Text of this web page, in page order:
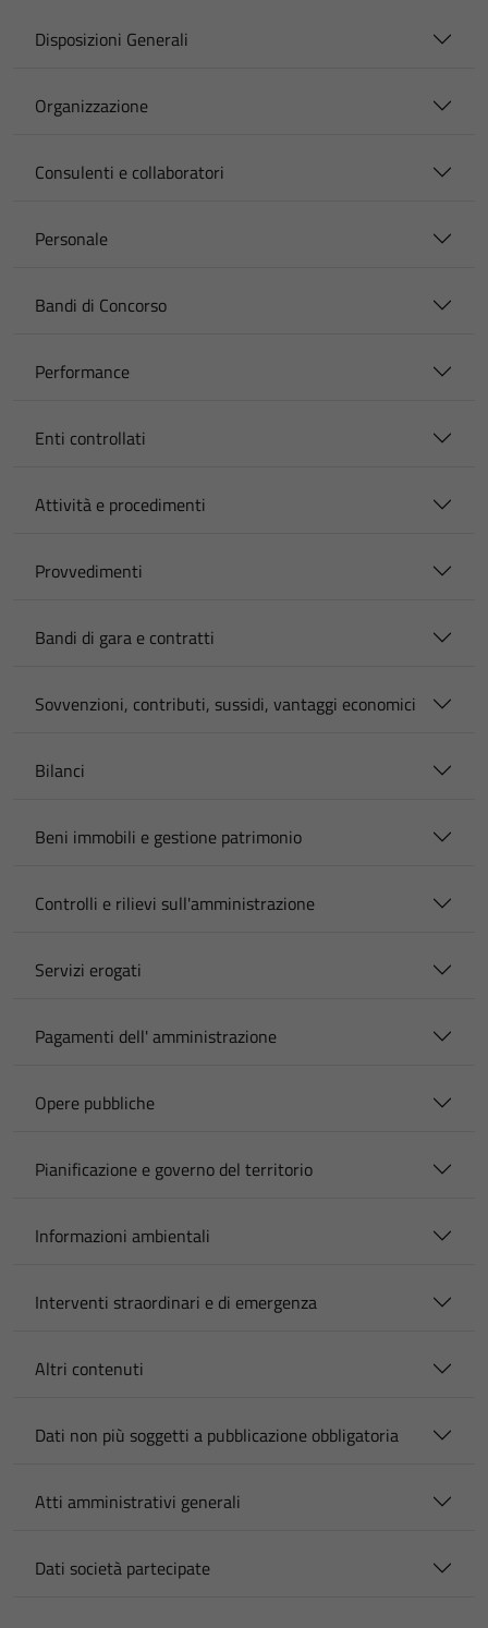
Disposizioni Generali
Organizzazione
Consulenti e collaboratori
Personale
Bandi di Concorso
Performance
Enti controllati
Attività e procedimenti
Provvedimenti
Bandi di gara e contratti
Sovvenzioni, contributi, sussidi, vantaggi economici
Bilanci
Beni immobili e gestione patrimonio
Controlli e rilievi sull'amministrazione
Servizi erogati
Pagamenti dell' amministrazione
Opere pubbliche
Pianificazione e governo del territorio
Informazioni ambientali
Interventi straordinari e di emergenza
Altri contenuti
Dati non più soggetti a pubblicazione obbligatoria
Atti amministrativi generali
Dati società partecipate